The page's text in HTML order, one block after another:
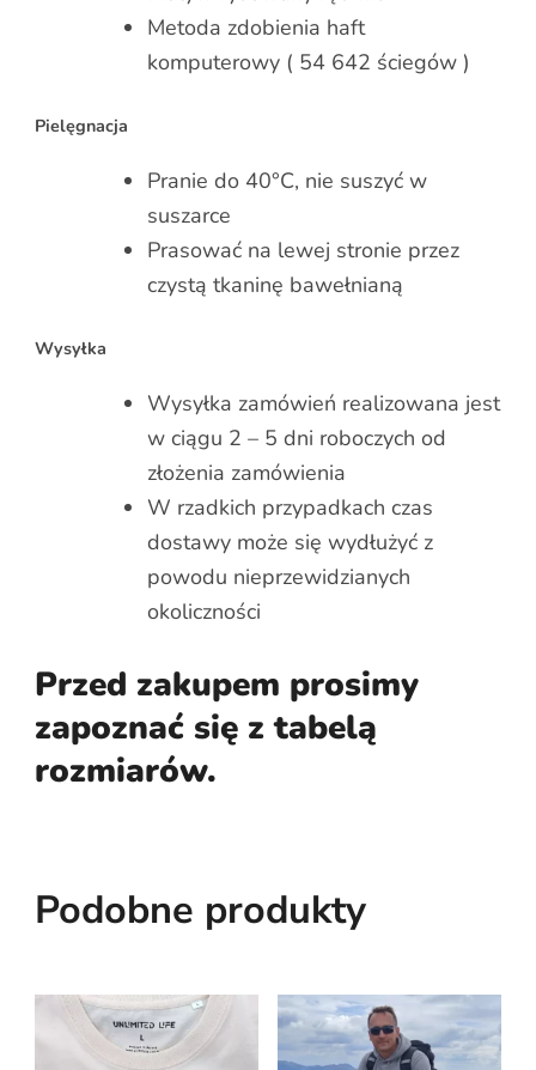
Metoda zdobienia haft
komputerowy ( 54 642 ściegów )
Pielęgnacja
Pranie do 40°C, nie suszyć w
suszarce
Prasować na lewej stronie przez
czystą tkaninę bawełnianą
Wysyłka
Wysyłka zamówień realizowana jest
w ciągu 2 – 5 dni roboczych od
złożenia zamówienia
W rzadkich przypadkach czas
dostawy może się wydłużyć z
powodu nieprzewidzianych
okoliczności
Przed zakupem prosimy
zapoznać się z tabelą
rozmiarów.
Podobne produkty